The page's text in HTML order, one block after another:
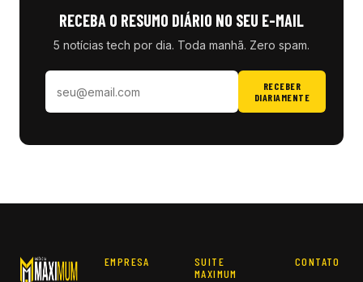
RECEBA O RESUMO DIÁRIO NO SEU E-MAIL
5 notícias tech por dia. Toda manhã. Zero spam.
RECEBER
DIARIAMENTE
EMPRESA
SUITE
MAXIMUM
CONTATO